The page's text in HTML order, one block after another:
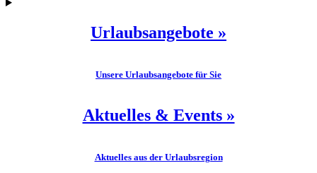
Urlaubsangebote »
Unsere Urlaubsangebote für Sie
Aktuelles & Events »
Aktuelles aus der Urlaubsregion